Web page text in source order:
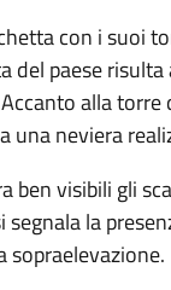
con i suoi
paese
alla
una neviera
ben visibili gli
la
sopraelevazione.